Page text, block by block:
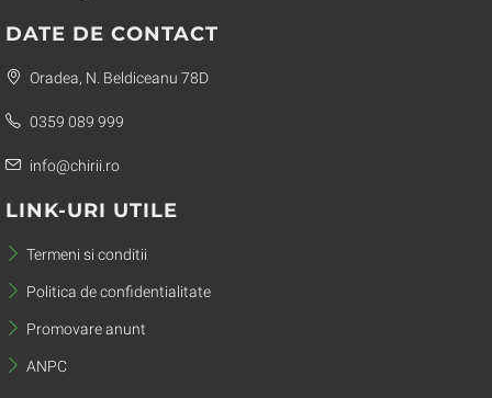
DATE DE CONTACT
Oradea, N. Beldiceanu 78D
0359 089 999
info@chirii.ro
LINK-URI UTILE
Termeni si conditii
Politica de confidentialitate
Promovare anunt
ANPC